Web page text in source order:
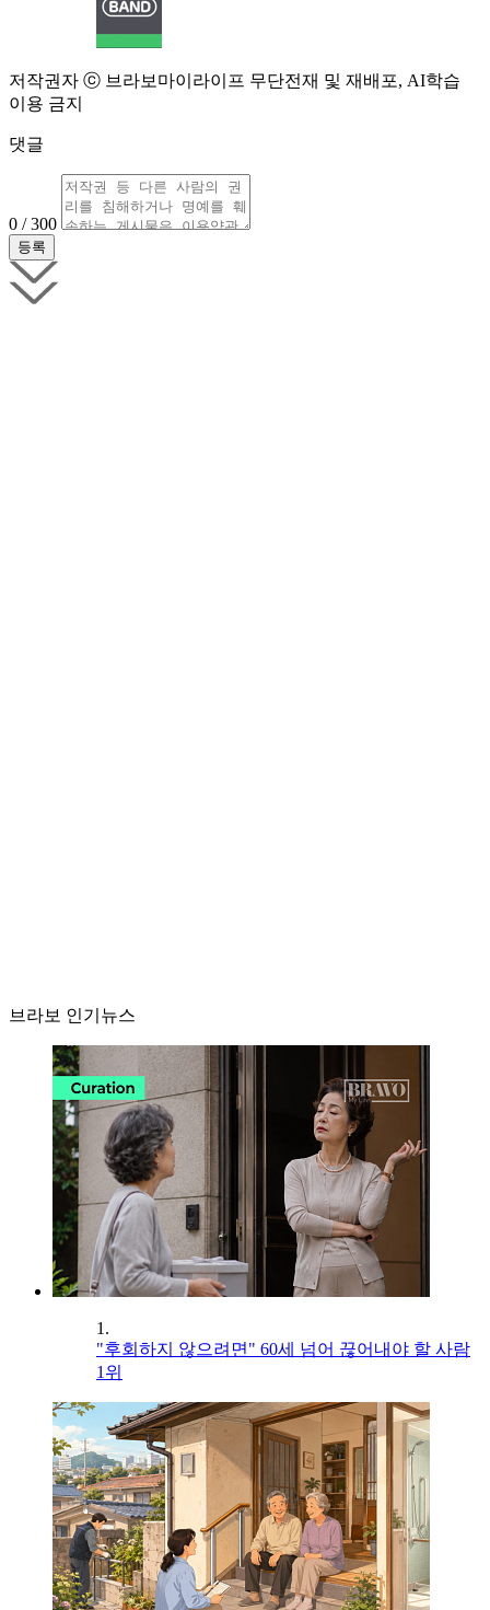
저작권자 ⓒ 브라보마이라이프 무단전재 및 재배포, AI학습
이용 금지
댓글
0 / 300
브라보 인기뉴스
1.
"후회하지 않으려면" 60세 넘어 끊어내야 할 사람
1위